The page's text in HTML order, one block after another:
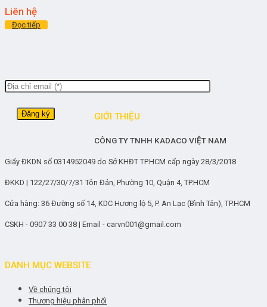
Liên hệ
Đọc tiếp
GIỚI THIỆU
CÔNG TY TNHH KADACO VIỆT NAM
Giấy ĐKDN số 0314952049 do Sở KHĐT TP.HCM cấp ngày 28/3/2018
ĐKKD | 122/27/30/7/31 Tôn Đản, Phường 10, Quận 4, TP.HCM
Cửa hàng: 36 Đường số 14, KDC Hương lộ 5, P. An Lạc (Bình Tân), TP.HCM
CSKH - 0907 33 00 38 | Email - carvn001@gmail.com
DANH MỤC WEBSITE
Về chúng tôi
Thương hiệu phân phối